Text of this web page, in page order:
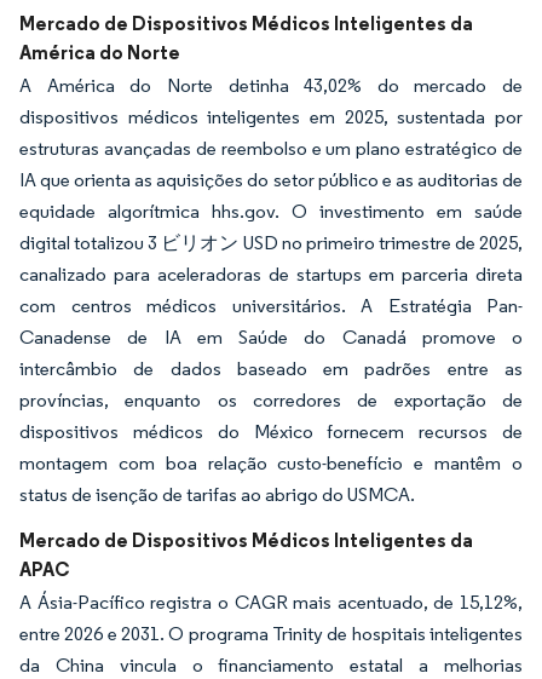
Mercado de Dispositivos Médicos Inteligentes da
América do Norte
A América do Norte detinha 43,02% do mercado de
dispositivos médicos inteligentes em 2025, sustentada por
estruturas avançadas de reembolso e um plano estratégico de
IA que orienta as aquisições do setor público e as auditorias de
equidade algorítmica hhs.gov. O investimento em saúde
digital totalizou 3 ビリオン USD no primeiro trimestre de 2025,
canalizado para aceleradoras de startups em parceria direta
com centros médicos universitários. A Estratégia Pan-
Canadense de IA em Saúde do Canadá promove o
intercâmbio de dados baseado em padrões entre as
províncias, enquanto os corredores de exportação de
dispositivos médicos do México fornecem recursos de
montagem com boa relação custo-benefício e mantêm o
status de isenção de tarifas ao abrigo do USMCA.
Mercado de Dispositivos Médicos Inteligentes da
APAC
A Ásia-Pacífico registra o CAGR mais acentuado, de 15,12%,
entre 2026 e 2031. O programa Trinity de hospitais inteligentes
da China vincula o financiamento estatal a melhorias